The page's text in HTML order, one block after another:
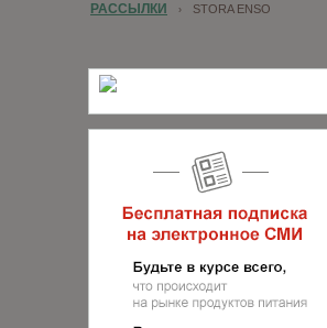
РАССЫЛКИ › STORA ENSO